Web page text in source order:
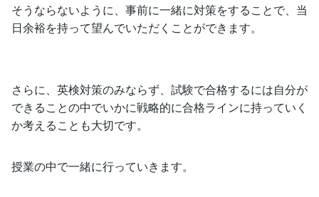
そうならないように、事前に一緒に対策をすることで、当
日余裕を持って望んでいただくことができます。
さらに、英検対策のみならず、試験で合格するには自分が
できることの中でいかに戦略的に合格ラインに持っていく
か考えることも大切です。
授業の中で一緒に行っていきます。